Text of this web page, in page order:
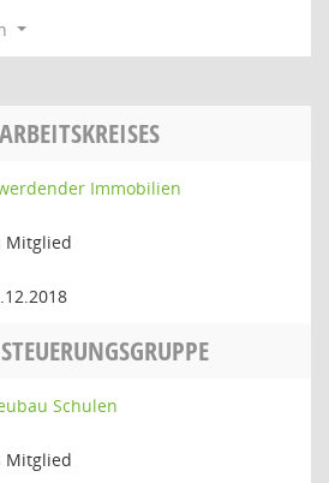
Immobilien
Mitglied
Schulen
Mitglied